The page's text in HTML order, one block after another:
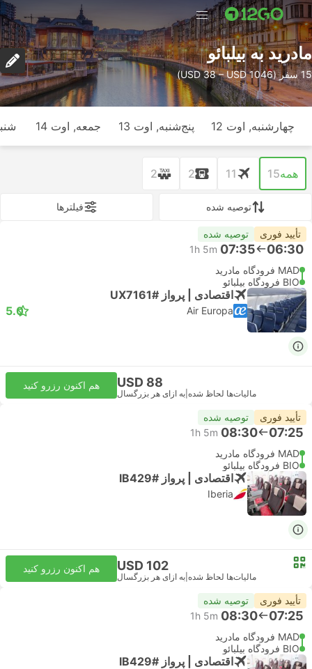
مادرید به بیلبائو
15 سفر (USD 38 – USD 1046)
چهارشنبه, اوت 12 پنج‌شنبه, اوت 13 جمعه, اوت 14
همه15
11
2
2
توصیه شده فیلتر‌ها
تأیید فوری توصیه شده
06:30
07:35
1h 5m
MAD فرودگاه مادرید
BIO فرودگاه بیلبائو
اقتصادی | پرواز #UX7161
Air Europa
5.0
USD 88
مالیات‌ها لحاظ شده به ازای هر بزرگسال
هم اکنون رزرو کنید
تأیید فوری توصیه شده
07:25
08:30
1h 5m
MAD فرودگاه مادرید
BIO فرودگاه بیلبائو
اقتصادی | پرواز #IB429
Iberia
USD 102
مالیات‌ها لحاظ شده به ازای هر بزرگسال
هم اکنون رزرو کنید
تأیید فوری توصیه شده
07:25
08:30
1h 5m
MAD فرودگاه مادرید
BIO فرودگاه بیلبائو
اقتصادی | پرواز #IB429